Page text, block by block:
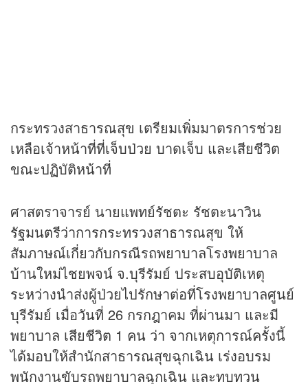
กระทรวงสาธารณสุข เตรียมเพิ่มมาตรการช่วย
เหลือเจ้าหน้าที่ที่เจ็บป่วย บาดเจ็บ และเสียชีวิต
ขณะปฏิบัติหน้าที่
ศาสตราจารย์ นายแพทย์รัชตะ รัชตะนาวิน
รัฐมนตรีว่าการกระทรวงสาธารณสุข ให้
สัมภาษณ์เกี่ยวกับกรณีรถพยาบาลโรงพยาบาล
บ้านใหม่ไชยพจน์ จ.บุรีรัมย์ ประสบอุบัติเหตุ
ระหว่างนำส่งผู้ป่วยไปรักษาต่อที่โรงพยาบาลศูนย์
บุรีรัมย์ เมื่อวันที่ 26 กรกฎาคม ที่ผ่านมา และมี
พยาบาล เสียชีวิต 1 คน ว่า จากเหตุการณ์ครั้งนี้
ได้มอบให้สำนักสาธารณสุขฉุกเฉิน เร่งอบรม
พนักงานขับรถพยาบาลฉุกเฉิน และทบทวน